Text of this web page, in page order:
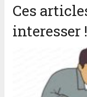
Ces
interesser !